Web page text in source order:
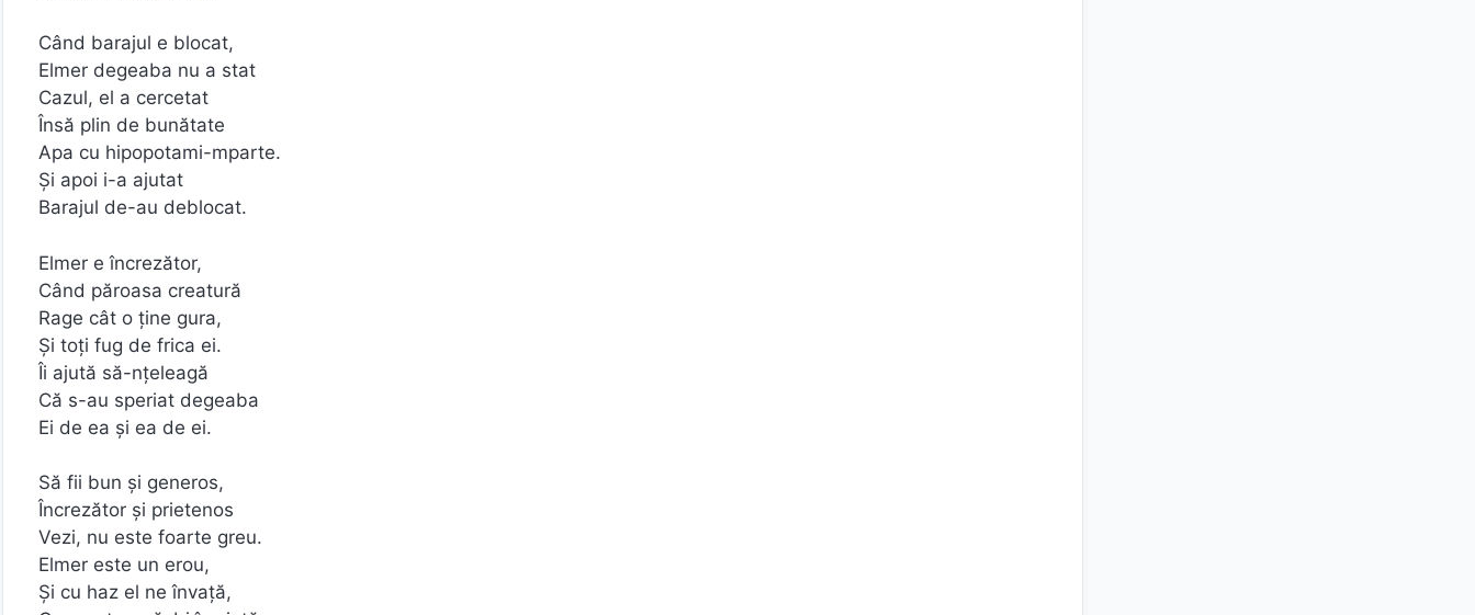
Când barajul e blocat,
Elmer degeaba nu a stat
Cazul, el a cercetat
Însă plin de bunătate
Apa cu hipopotami-mparte.
Și apoi i-a ajutat
Barajul de-au deblocat.
Elmer e încrezător,
Când păroasa creatură
Rage cât o ține gura,
Și toți fug de frica ei.
Îi ajută să-nțeleagă
Că s-au speriat degeaba
Ei de ea și ea de ei.
Să fii bun și generos,
Încrezător și prietenos
Vezi, nu este foarte greu.
Elmer este un erou,
Și cu haz el ne învață,